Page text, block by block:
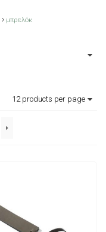
› μπρελόκ